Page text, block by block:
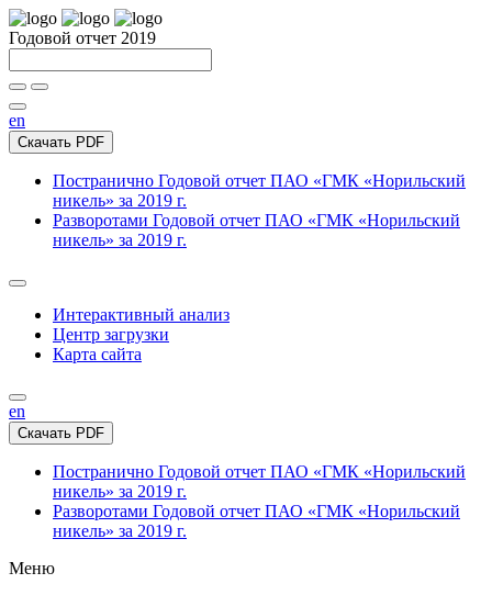
Годовой отчет 2019
en
Скачать PDF
Постранично Годовой отчет ПАО «ГМК «Норильский
никель» за 2019 г.
Разворотами Годовой отчет ПАО «ГМК «Норильский
никель» за 2019 г.
Интерактивный анализ
Центр загрузки
Карта сайта
en
Скачать PDF
Постранично Годовой отчет ПАО «ГМК «Норильский
никель» за 2019 г.
Разворотами Годовой отчет ПАО «ГМК «Норильский
никель» за 2019 г.
Меню